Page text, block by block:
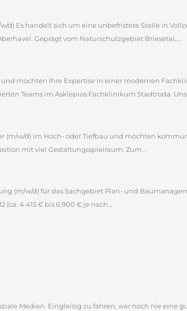
Es handelt sich um eine unbefristete Stelle in
Geprägt vom Naturschutzgebiet Briesetal,...
möchten Ihre Expertise in einer modernen
Teams im Asklepios Fachklinikum Stadtroda.
(m/w/d) im Hoch- oder Tiefbau und möchten
mit viel Gestaltungsspielraum. Zum...
(m/w/d) für das Sachgebiet Plan- und
4.415 € bis 6.900 € je nach...
Medien. Eingleisig zu fahren, war noch nie eine